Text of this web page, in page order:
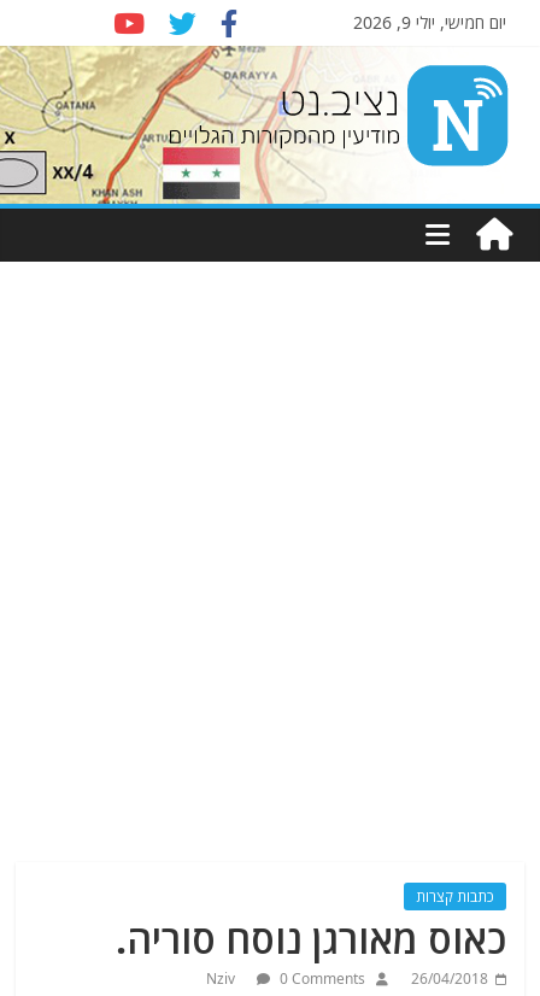
יום חמישי, יולי 9, 2026
Nziv.net
מודיעין
מהמקורות
כתבות קצרות
כאוס מאורגן נוסח סוריה.
26/04/2018
Nziv 0 Comments